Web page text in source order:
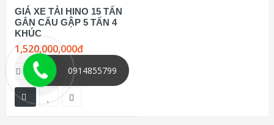
GIÁ XE TẢI HINO 15 TẤN
GẮN CẨU GẬP 5 TẤN 4
KHÚC
1,520,000,000đ
0914855799